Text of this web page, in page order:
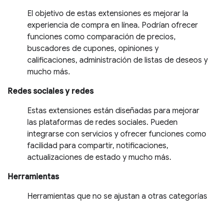
El objetivo de estas extensiones es mejorar la
experiencia de compra en línea. Podrían ofrecer
funciones como comparación de precios,
buscadores de cupones, opiniones y
calificaciones, administración de listas de deseos y
mucho más.
Redes sociales y redes
Estas extensiones están diseñadas para mejorar
las plataformas de redes sociales. Pueden
integrarse con servicios y ofrecer funciones como
facilidad para compartir, notificaciones,
actualizaciones de estado y mucho más.
Herramientas
Herramientas que no se ajustan a otras categorías